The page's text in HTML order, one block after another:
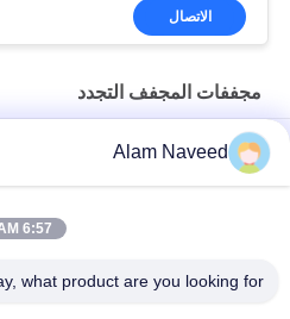
الاتصال
مجففات المجفف التجدد
توفير الطاقة التجديدي المجفف مجففات Heatless المجفف مجففات
يسخن التجديدي المجفف مجففات /
Alam Naveed
6:57 AM
what product are you looking for?